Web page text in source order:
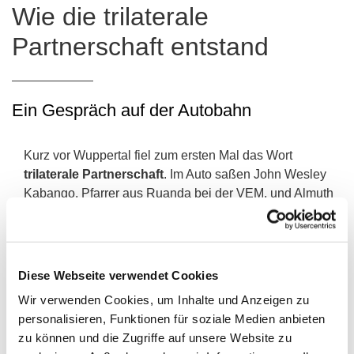
Diese Webseite verwendet Cookies
Wir verwenden Cookies, um Inhalte und Anzeigen zu
personalisieren, Funktionen für soziale Medien anbieten
zu können und die Zugriffe auf unsere Website zu
Wie die trilaterale
Partnerschaft entstand
Ein Gespräch auf der Autobahn
Kurz vor Wuppertal fiel zum ersten Mal das Wort
trilaterale Partnerschaft. Im Auto saßen John Wesley
Kabango, Pfarrer aus Ruanda bei der VEM, und Almuth
Conrad, Pfarrerin aus Wermelskirchen und engagiert in
der Indonesien-Partnerschaft. Beide kamen von einem
künftige Ausrichtung der Partnerschaftsarbeit.
Kirche in Namibia stand der Kirchenkreis vor einer
Neuorientierung. Drei Optionen lagen auf dem Tisch: